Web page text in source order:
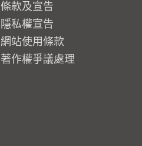
條款及宣告
隱私權宣告
網站使用條款
著作權爭議處理